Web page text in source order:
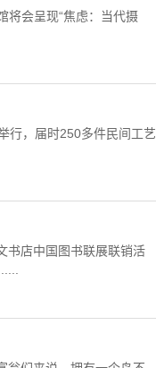
将会呈现“焦虑：当代摄
行，届时250多件民间工艺
书店中国图书联展联销活